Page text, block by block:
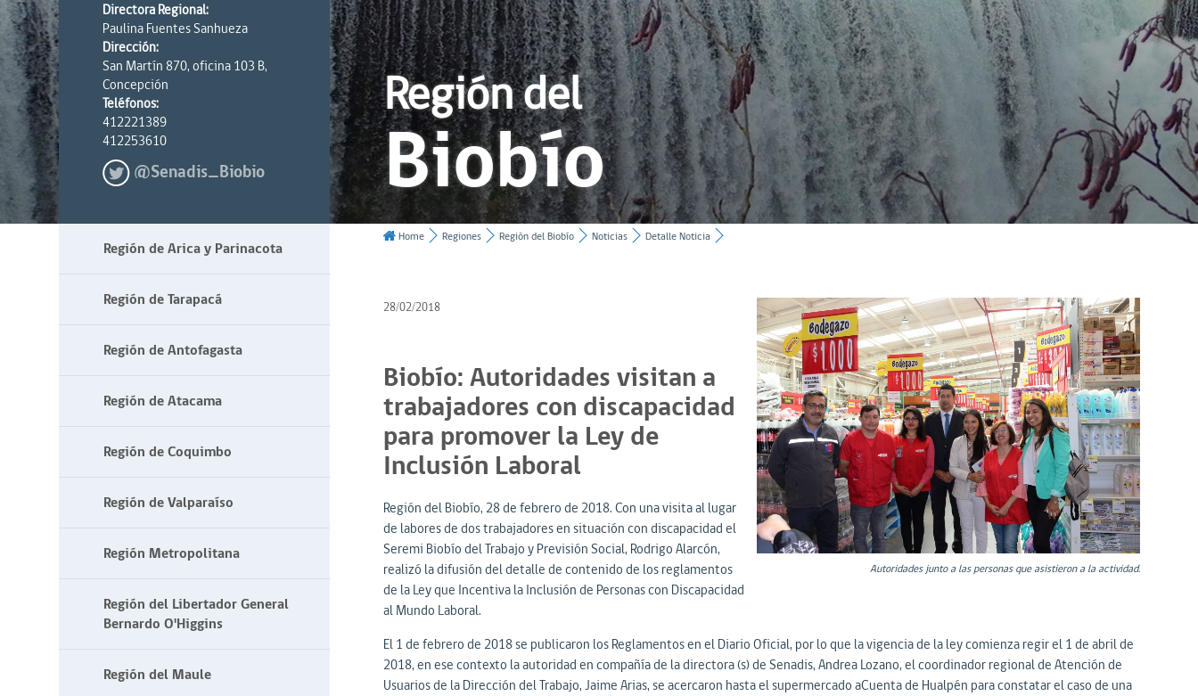
Directora Regional:
Paulina Fuentes Sanhueza
Dirección:
San Martín 870, oficina 103 B,
Concepción
Teléfonos:
412221389
412253610
@Senadis_Biobio
Región del
Biobío
Región de Arica y Parinacota
Región de Tarapacá
Región de Antofagasta
Región de Atacama
Región de Coquimbo
Región de Valparaíso
Región Metropolitana
Región del Libertador General
Bernardo O'Higgins
Región del Maule
Home Regiones Región del Biobío Noticias Detalle Noticia
Autoridades junto a las personas que asistieron a la actividad.
28/02/2018
Biobío: Autoridades visitan a
trabajadores con discapacidad
para promover la Ley de
Inclusión Laboral
Región del Biobío, 28 de febrero de 2018. Con una visita al lugar
de labores de dos trabajadores en situación con discapacidad el
Seremi Biobío del Trabajo y Previsión Social, Rodrigo Alarcón,
realizó la difusión del detalle de contenido de los reglamentos
de la Ley que Incentiva la Inclusión de Personas con Discapacidad
al Mundo Laboral.
El 1 de febrero de 2018 se publicaron los Reglamentos en el Diario Oficial, por lo que la vigencia de la ley comienza regir el 1 de abril de
2018, en ese contexto la autoridad en compañía de la directora (s) de Senadis, Andrea Lozano, el coordinador regional de Atención de
Usuarios de la Dirección del Trabajo, Jaime Arias, se acercaron hasta el supermercado aCuenta de Hualpén para constatar el caso de una